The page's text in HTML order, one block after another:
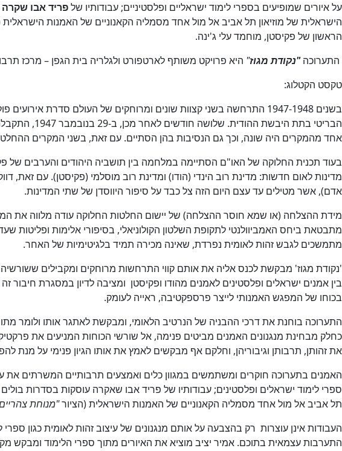
על איורים שמופיעים בספרי לימוד ישראליים ופלסטיניים; עבודותיו שלפריד אבו שקרה
הישראלית של מוזיאון תל אביב אל מול אחד מסמליה הקאנוניים של האמנות
הראשון של פקיסטן, מוחמד עלי ג'ינה.
התערוכה"נקודת מגוז" היא פרויקט משותף לארטפורט ולגלריה בית הגפן – מרכז תרבות
טקסט הקטלוג:
הבריטי בתת
אחד מהמקרים היה שונה, וכך גם הנסיבות בהן הסתיים. עם זאת, בשני המקרים
בעוד תכנית החלוקה של האו"ם הסתיימה במלחמה בין תושביה היהודים והערבים
אדם), אשר מטילים עד עצם היום הזה צל כבד על סיפור היווסדן של שתי המדינות.
מידת ההצלחה (או שמא חוסר ההצלחה) של יישום החלטות החלוקה עודה מלווה את
מתבטאת ביחס האמביוולנטי לתקופת השלטון הקולוניאלי, בסיפורי אלימות ופליטות
מתמשכים לגבש זהות לאומית נפרדת, שאינה מכירה תמיד בלגיטימיות של האחר.
'נקודת מגוז' מבקשת לכנס אליה את אותם קווי התרחשות מרוחקים ומקבילים
בין אמנים ישראלים ופלסטינים לאמנים מהודו ופקיסטן ומציבה לדיון במסגרת
בכוחו של המפגש האמנותי לייצר פרספקטיבה, ראייה לעומק.
התערוכה בוחנת את דרכי ההבניה של הנרטיב הלאומי, ומבקשת לאתגר אותו ולומר
כחלק מבחינת מנגנונים האמנים מביטים פנימה, אל שורשי הכוחות המניעים את
את זהותן, תרבותן וגיבוריהן, וחלקם אף מבקשים לאמץ את אותו הגיון פנימי על מנת
האמנים בתערוכה חוקרים ומשתמשים במגוון כלים ואמצעים תרבותיים המשרתים את
ספרי לימוד ישראלים ופלסטינים; עבודותיו של פריד אבו שאקרה עוסקות בסדרות
תל אביב אל מול אחד מסמליה הקאנוניים של האמנות הישראלית (הציור"מנוחת
העבודות אינן עוצרות רק בהצבעה על אותם מנגנונים של עיצוב זהות לאומית כגון
התערבות עצמאית בתוכם. אמיר יציב מוציא את האיורים מתוך ספרי הלימוד ומבקש